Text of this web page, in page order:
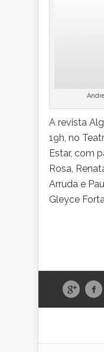
A revista
19h, no
Estar, com
Rosa,
Arruda e
Gleyce